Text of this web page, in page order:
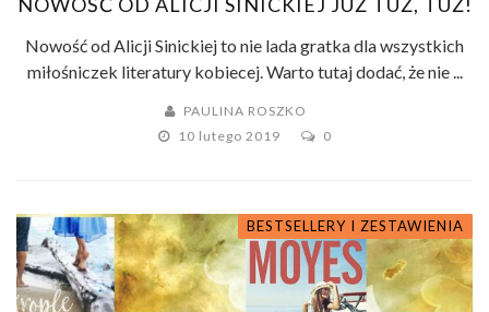
Nowość od Alicji Sinickiej to nie lada gratka dla wszystkich
miłośniczek literatury kobiecej. Warto tutaj dodać, że nie ...
PAULINA ROSZKO
10 lutego 2019
0
BESTSELLERY I ZESTAWIENIA